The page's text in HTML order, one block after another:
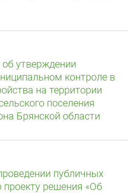
утверждении
контроле в
на территории
поселения
Брянской области
публичных
проекту решения «Об